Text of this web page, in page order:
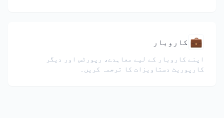
💼 کاروبار
اپنے کاروبار کے لیے معاہدے، رپورٹس اور دیگر
کارپوریٹ دستاویزات کا ترجمہ کریں۔